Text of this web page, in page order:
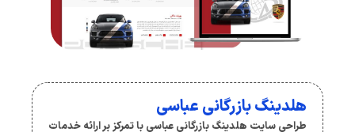
هلدینگ بازرگانی عباسی
طراحی سایت هلدینگ بازرگانی عباسی با تمرکز بر ارائه خدمات